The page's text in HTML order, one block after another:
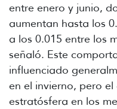
entre enero y junio,
aumentan hasta los
a los 0.015 entre los
señaló. Este
influenciado
en el invierno, pero
estratósfera en los